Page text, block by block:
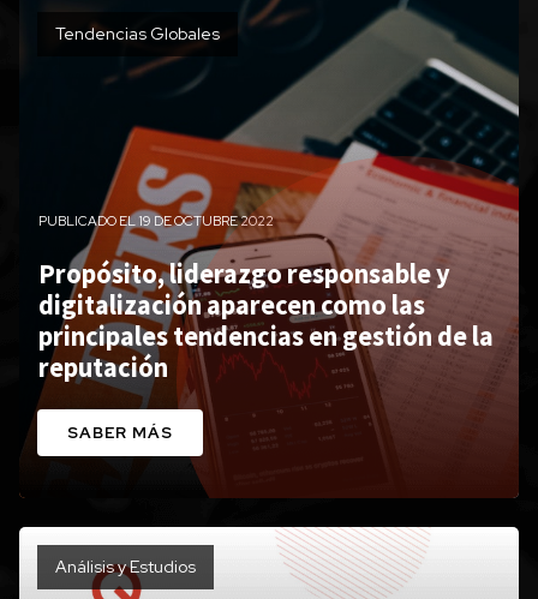
Tendencias Globales
PUBLICADO EL 19 DE OCTUBRE 2022
Propósito, liderazgo responsable y
digitalización aparecen como las
principales tendencias en gestión de la
reputación
SABER MÁS
Análisis y Estudios